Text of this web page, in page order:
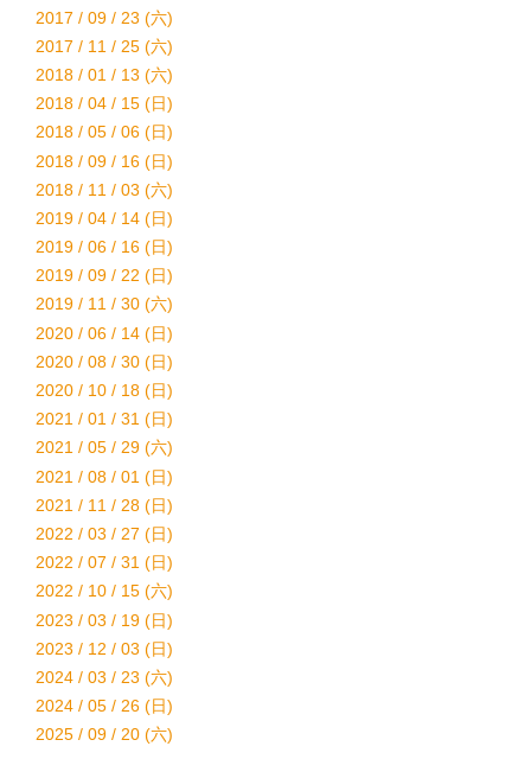
2017 / 09 / 23 (六)
2017 / 11 / 25 (六)
2018 / 01 / 13 (六)
2018 / 04 / 15 (日)
2018 / 05 / 06 (日)
2018 / 09 / 16 (日)
2018 / 11 / 03 (六)
2019 / 04 / 14 (日)
2019 / 06 / 16 (日)
2019 / 09 / 22 (日)
2019 / 11 / 30 (六)
2020 / 06 / 14 (日)
2020 / 08 / 30 (日)
2020 / 10 / 18 (日)
2021 / 01 / 31 (日)
2021 / 05 / 29 (六)
2021 / 08 / 01 (日)
2021 / 11 / 28 (日)
2022 / 03 / 27 (日)
2022 / 07 / 31 (日)
2022 / 10 / 15 (六)
2023 / 03 / 19 (日)
2023 / 12 / 03 (日)
2024 / 03 / 23 (六)
2024 / 05 / 26 (日)
2025 / 09 / 20 (六)